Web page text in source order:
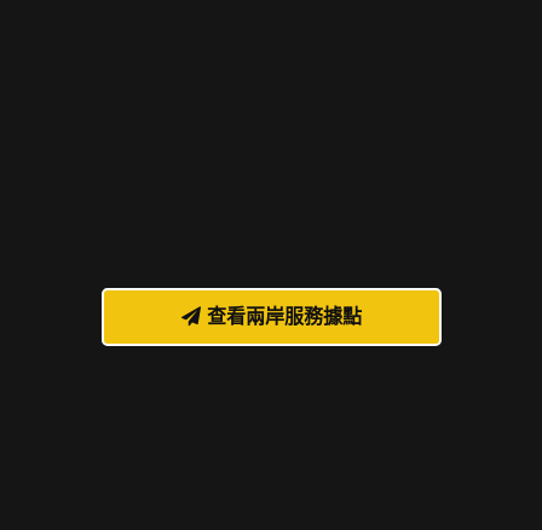
查看兩岸服務據點